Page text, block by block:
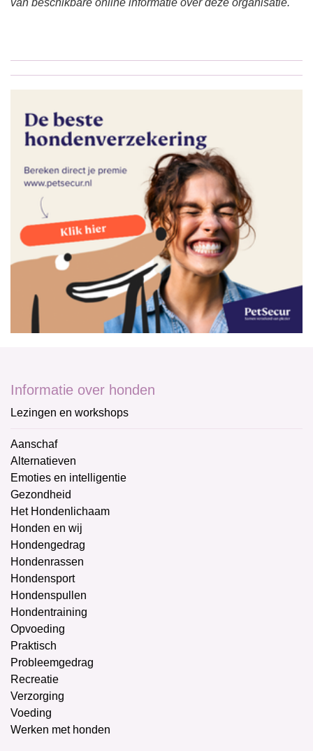
van beschikbare online informatie over deze organisatie.
Informatie over honden
Lezingen en workshops
Aanschaf
Alternatieven
Emoties en intelligentie
Gezondheid
Het Hondenlichaam
Honden en wij
Hondengedrag
Hondenrassen
Hondensport
Hondenspullen
Hondentraining
Opvoeding
Praktisch
Probleemgedrag
Recreatie
Verzorging
Voeding
Werken met honden